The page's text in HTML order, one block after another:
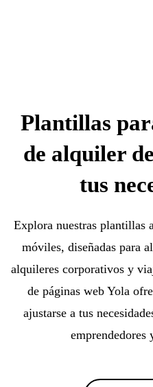
Plantillas
de alquiler
tus
Explora nuestras plantillas
móviles, diseñadas para
alquileres corporativos y
de páginas web Yola
ajustarse a tus
emprendedores